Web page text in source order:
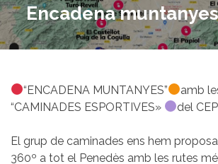
n
t
e
Encadena
“ENCADENA MUNTANYES”
amb
“CAMINADES ESPORTIVES»
del CEP
El grup de caminades ens hem
360º a tot el Penedès amb les rutes